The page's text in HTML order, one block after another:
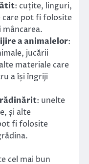
: cuțite, linguri,
care pot fi folosite
a animalelor:
jucării
materiale care
a își îngriji
: unelte
și alte
fi folosite
cel mai bun